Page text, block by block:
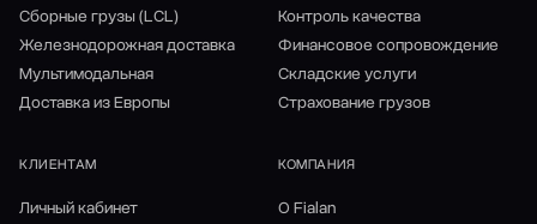
Сборные грузы (LCL)
Железнодорожная доставка
Мультимодальная
Доставка из Европы
Контроль качества
Финансовое сопровождение
Складские услуги
Страхование грузов
КЛИЕНТАМ
Личный кабинет
КОМПАНИЯ
О Fialan